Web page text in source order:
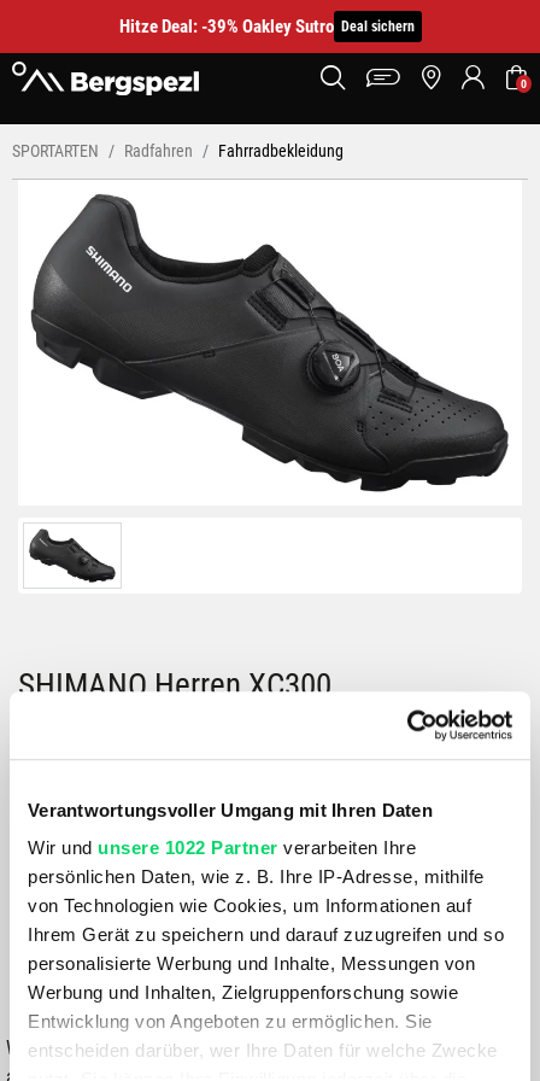
Verantwortungsvoller Umgang mit Ihren Daten
Wir und unsere 1022 Partner verarbeiten Ihre
persönlichen Daten, wie z. B. Ihre IP-Adresse, mithilfe
von Technologien wie Cookies, um Informationen auf
Ihrem Gerät zu speichern und darauf zuzugreifen und so
personalisierte Werbung und Inhalte, Messungen von
Werbung und Inhalten, Zielgruppenforschung sowie
Entwicklung von Angeboten zu ermöglichen. Sie
entscheiden darüber, wer Ihre Daten für welche Zwecke
Hitze Deal: -39% Oakley Sutro Deal sichern
0
SPORTARTEN Radfahren Fahrradbekleidung
SHIMANO Herren XC300
41
Farbe:
BLACK
129,99 €
IN DEN WARENKORB
Wähle eine Variante aus, um die Verfügbarkeit in unseren Filialen